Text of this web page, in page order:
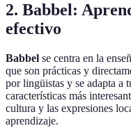
2. Babbel:
efectivo
Babbel se centra en la
que son prácticas y
por lingüistas y se adapta a
características más
cultura y las expresiones
aprendizaje.